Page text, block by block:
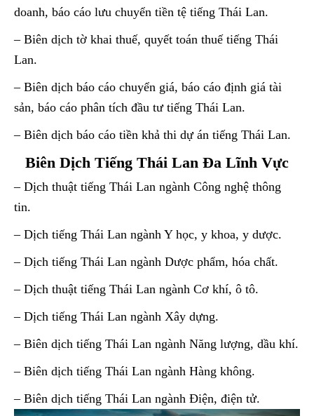
doanh, báo cáo lưu chuyển tiền tệ tiếng Thái Lan.
– Biên dịch tờ khai thuế, quyết toán thuế tiếng Thái
Lan.
– Biên dịch báo cáo chuyển giá, báo cáo định giá tài
sản, báo cáo phân tích đầu tư tiếng Thái Lan.
– Biên dịch báo cáo tiền khả thi dự án tiếng Thái Lan.
Biên Dịch Tiếng Thái Lan Đa Lĩnh Vực
– Dịch thuật tiếng Thái Lan ngành Công nghệ thông
tin.
– Dịch tiếng Thái Lan ngành Y học, y khoa, y dược.
– Dịch tiếng Thái Lan ngành Dược phẩm, hóa chất.
– Dịch thuật tiếng Thái Lan ngành Cơ khí, ô tô.
– Dịch tiếng Thái Lan ngành Xây dựng.
– Biên dịch tiếng Thái Lan ngành Năng lượng, dầu khí.
– Biên dịch tiếng Thái Lan ngành Hàng không.
– Biên dịch tiếng Thái Lan ngành Điện, điện tử.